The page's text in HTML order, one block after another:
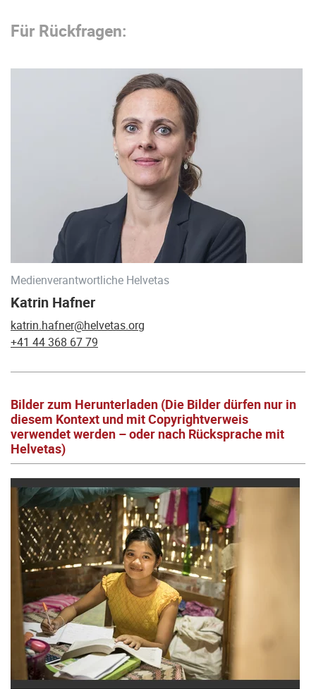
Für Rückfragen:
Medienverantwortliche Helvetas
Katrin Hafner
katrin.hafner@helvetas.org
+41 44 368 67 79
Bilder zum Herunterladen (Die Bilder dürfen nur in
diesem Kontext und mit Copyrightverweis
verwendet werden – oder nach Rücksprache mit
Helvetas)